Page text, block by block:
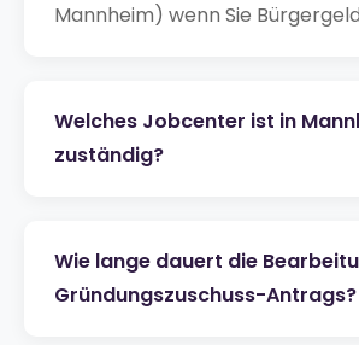
Mannheim) wenn Sie
Welches Jobcenter ist in
zuständig?
Wie lange dauert die
Gründungszuschuss-Antrags?